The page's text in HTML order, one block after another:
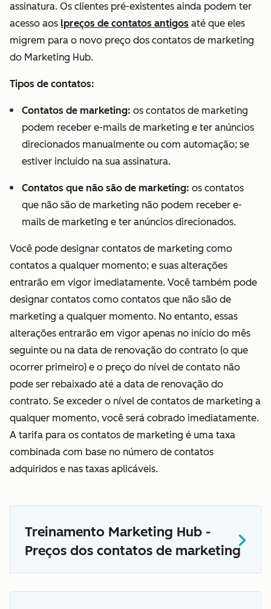
assinatura. Os clientes pré-existentes ainda podem ter
acesso aos lpreços de contatos antigos até que eles
migrem para o novo preço dos contatos de marketing
do Marketing Hub.
Tipos de contatos:
Contatos de marketing: os contatos de marketing
podem receber e-mails de marketing e ter anúncios
direcionados manualmente ou com automação; se
estiver incluído na sua assinatura.
Contatos que não são de marketing: os contatos
que não são de marketing não podem receber e-
mails de marketing e ter anúncios direcionados.
Você pode designar contatos de marketing como
contatos a qualquer momento; e suas alterações
entrarão em vigor imediatamente. Você também pode
designar contatos como contatos que não são de
marketing a qualquer momento. No entanto, essas
alterações entrarão em vigor apenas no início do mês
seguinte ou na data de renovação do contrato (o que
ocorrer primeiro) e o preço do nível de contato não
pode ser rebaixado até a data de renovação do
contrato. Se exceder o nível de contatos de marketing a
qualquer momento, você será cobrado imediatamente.
A tarifa para os contatos de marketing é uma taxa
combinada com base no número de contatos
adquiridos e nas taxas aplicáveis.
Treinamento Marketing Hub -
Preços dos contatos de marketing